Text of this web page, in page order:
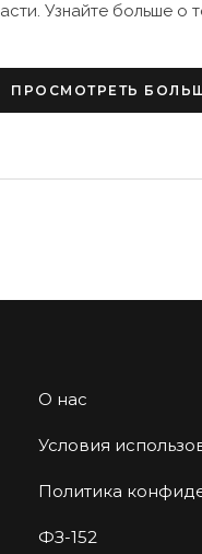
Узнайте больше о
мира.
ПРОСМОТРЕТЬ
О нас
Условия
Политика
ФЗ-152